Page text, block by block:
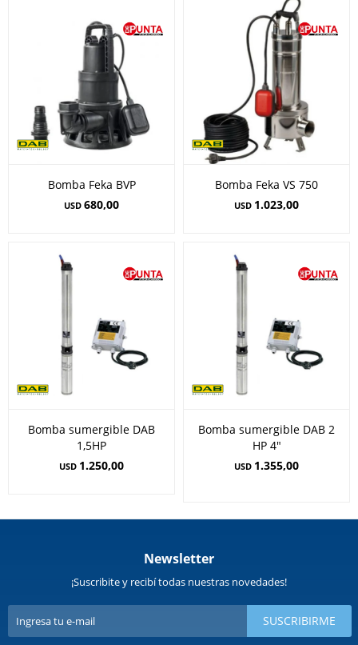
Bomba Feka BVP
USD 680,00
Bomba Feka VS 750
USD 1.023,00
Bomba sumergible DAB
1,5HP
USD 1.250,00
Bomba sumergible DAB 2
HP 4"
USD 1.355,00
Newsletter
¡Suscribite y recibí todas nuestras novedades!
SUSCRIBIRME